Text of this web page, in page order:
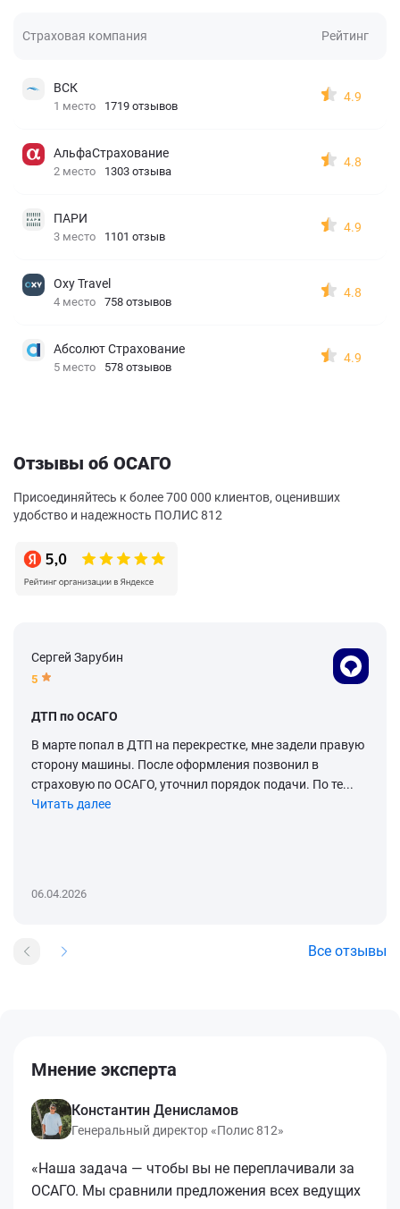
Страховая компания Рейтинг
ВСК
1 место 1719 отзывов
4.9
АльфаСтрахование
2 место 1303 отзыва
4.8
ПАРИ
3 место 1101 отзыв
4.9
Oxy Travel
4 место 758 отзывов
4.8
Абсолют Страхование
5 место 578 отзывов
4.9
Отзывы об ОСАГО
Присоединяйтесь к более 700 000 клиентов, оценивших
удобство и надежность ПОЛИС 812
Сергей Зарубин
5
ДТП по ОСАГО
В марте попал в ДТП на перекрестке, мне задели правую
сторону машины. После оформления позвонил в
страховую по ОСАГО, уточнил порядок подачи. По те...
Читать далее
06.04.2026
Все отзывы
Мнение эксперта
Константин Денисламов
Генеральный директор «Полис 812»
«Наша задача — чтобы вы не переплачивали за
ОСАГО. Мы сравнили предложения всех ведущих